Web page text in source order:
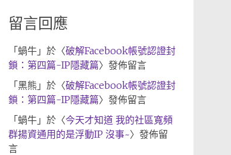
留言回應
「 蝸牛」於〈破解Facebook帳號認證封
鎖：第四篇-IP隱藏篇〉發佈留言
「 黑熊 」於〈破解Facebook帳號認證封
鎖：第四篇-IP隱藏篇〉發佈留言
「 蝸牛」於〈今天才知道 我的社區寬頻
群揚資通用的是浮動IP 沒事~〉發佈留
言